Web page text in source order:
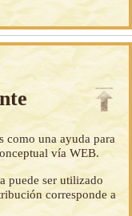
como una ayuda para
vía WEB.
puede ser utilizado
corresponde a